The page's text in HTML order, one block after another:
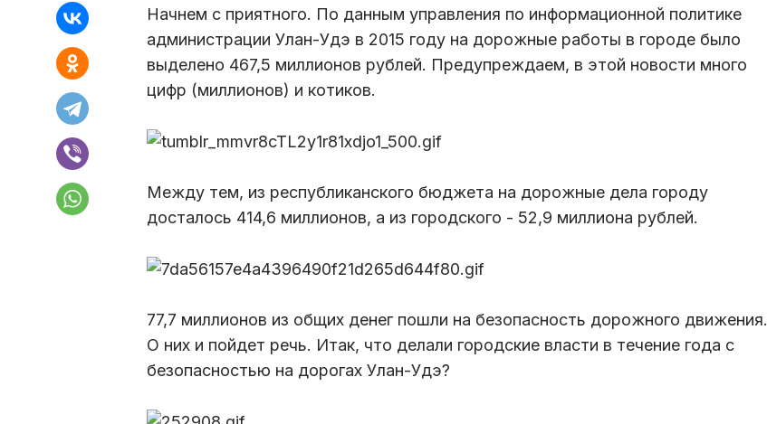
Начнем с приятного. По данным управления по информационной политике
администрации Улан-Удэ в 2015 году на дорожные работы в городе было
выделено 467,5 миллионов рублей. Предупреждаем, в этой новости много
цифр (миллионов) и котиков.
Между тем, из республиканского бюджета на дорожные дела городу
досталось 414,6 миллионов, а из городского - 52,9 миллиона рублей.
77,7 миллионов из общих денег пошли на безопасность дорожного движения.
О них и пойдет речь. Итак, что делали городские власти в течение года с
безопасностью на дорогах Улан-Удэ?